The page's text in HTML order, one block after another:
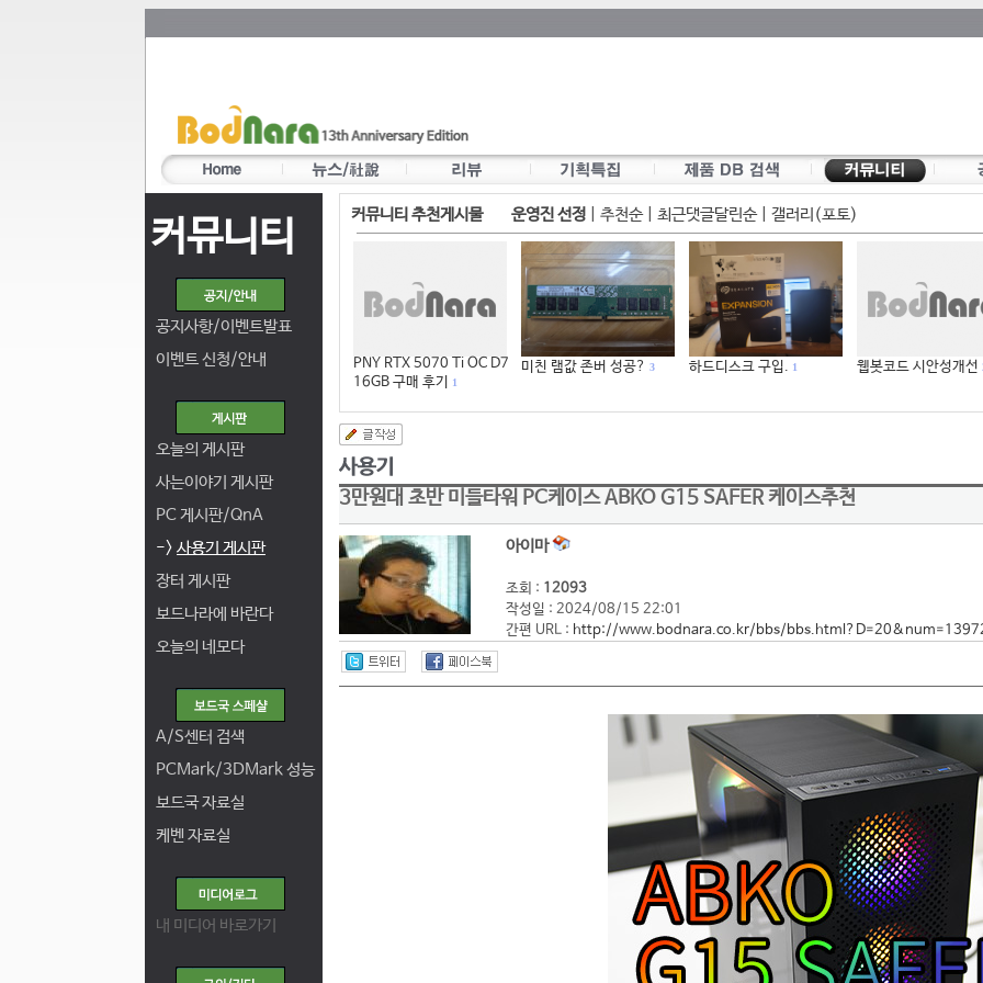
커뮤니티
공지사항/이벤트발표
이벤트 신청/안내
오늘의 게시판
사는이야기 게시판
PC 게시판/QnA
-> 사용기 게시판
장터 게시판
보드나라에 바란다
오늘의 네모다
A/S센터 검색
PCMark/3DMark 성능
보드국 자료실
케벤 자료실
내 미디어 바로가기
커뮤니티 추천게시물 운영진 선정 추천순| 최근댓글달린순| 갤러리(포토)
PNY RTX 5070 Ti OC D7
16GB 구매 후기
1
미친 램값 존버 성공? 3 하드디스크 구입. 1 웹봇코드 시안성개선
3만원대 초반 미들타워 PC케이스 ABKO G15 SAFER 케이스추천
아이마
조회 : 12093
작성일 : 2024/08/15 22:01
간편 URL : http://www.bodnara.co.kr/bbs/